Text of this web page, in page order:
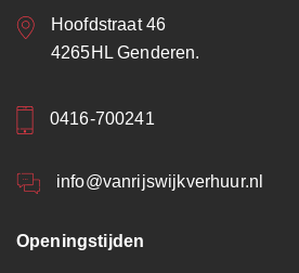
Hoofdstraat 46
4265HL Genderen.
0416-700241
info@vanrijswijkverhuur.nl
Openingstijden